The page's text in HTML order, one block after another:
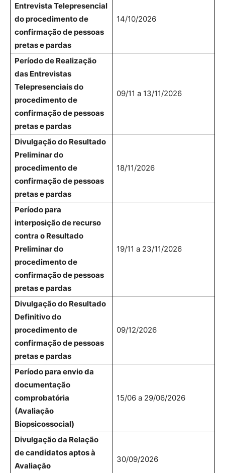
Entrevista Telepresencial
do procedimento de
confirmação de pessoas
pretas e pardas
14/10/2026
Período de Realização
das Entrevistas
Telepresenciais do
procedimento de
confirmação de pessoas
pretas e pardas
09/11 a 13/11/2026
Divulgação do Resultado
Preliminar do
procedimento de
confirmação de pessoas
pretas e pardas
18/11/2026
Período para
interposição de recurso
contra o Resultado
Preliminar do
procedimento de
confirmação de pessoas
pretas e pardas
19/11 a 23/11/2026
Divulgação do Resultado
Definitivo do
procedimento de
confirmação de pessoas
pretas e pardas
09/12/2026
Período para envio da
documentação
comprobatória
(Avaliação
Biopsicossocial)
15/06 a 29/06/2026
Divulgação da Relação
de candidatos aptos à
Avaliação
30/09/2026